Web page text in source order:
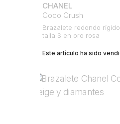
CHANEL
Coco Crush
Brazalete redondo
talla S en oro rosa
Este artículo ha sido